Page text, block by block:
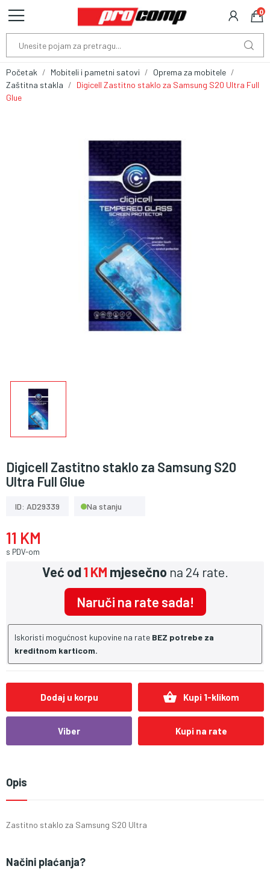
0
Početak Mobiteli i pametni satovi
Oprema za mobitele
Zaštitna stakla
Digicell Zastitno staklo za Samsung S20 Ultra Full
Glue
Digicell Zastitno staklo za Samsung S20
Ultra Full Glue
ID: AD29339 Na stanju
11 KM
s PDV-om
Već od1 KM mjesečno na 24 rate.
Naruči na rate sada!
Iskoristi mogućnost kupovine na rate BEZ potrebe za
kreditnom karticom.
Dodaj u korpu shopping_basket Kupi 1-klikom
Viber Kupi na rate
Opis
Zastitno staklo za Samsung S20 Ultra
Načini plaćanja?